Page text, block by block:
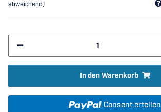
abweichend)
In den Warenkorb
Consent erteilen